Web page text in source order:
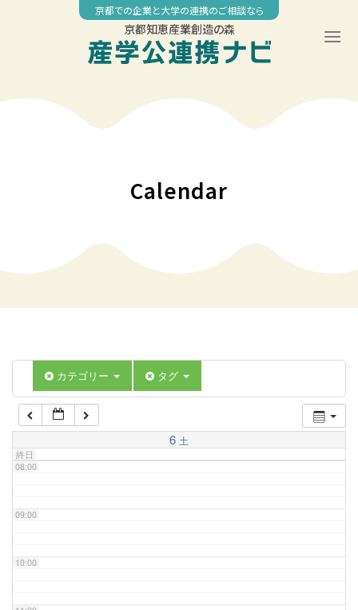
京都での企業と大学の連携のご相談なら
京都知恵産業創造の森
Calendar
カテゴリー タグ
6 土
終日
04:00
07:00
08:00
09:00
10:00